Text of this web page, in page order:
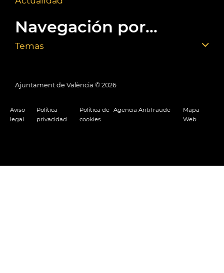
Navegación por...
Temas
Ajuntament de València © 2026
Aviso
legal
Política
privacidad
Política de
cookies
Agencia Antifraude
Mapa
Web